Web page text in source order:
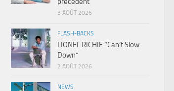
3 AOÛT 2026
FLASH-BACKS
LIONEL RICHIE “Can’t Slow
Down”
2 AOÛT 2026
NEWS